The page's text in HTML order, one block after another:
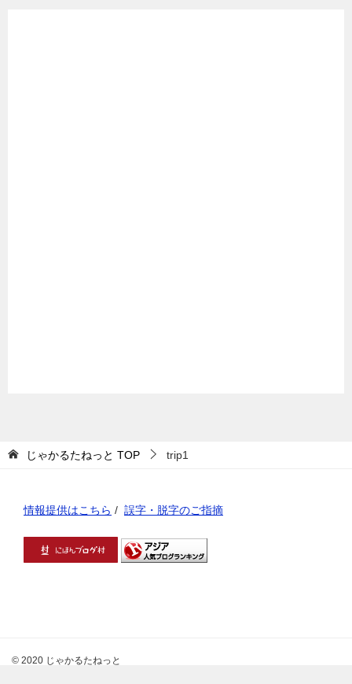
じゃかるたねっと TOP trip1
情報提供はこちら / 誤字・脱字のご指摘
© 2020 じゃかるたねっと